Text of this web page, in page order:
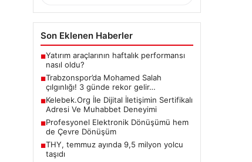
Son Eklenen Haberler
■Yatırım araçlarının haftalık performansı
nasıl oldu?
■Trabzonspor’da Mohamed Salah
çılgınlığı! 3 günde rekor gelir…
■Kelebek.Org İle Dijital İletişimin Sertifikalı
Adresi Ve Muhabbet Deneyimi
■Profesyonel Elektronik Dönüşümü hem
de Çevre Dönüşüm
■THY, temmuz ayında 9,5 milyon yolcu
taşıdı